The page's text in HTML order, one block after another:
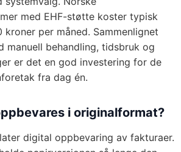
med EHF-støtte koster typisk
kroner per måned. Sammenlignet
manuell behandling, tidsbruk og
er det en god investering for de
fra dag én.
i originalformat?
digital oppbevaring av fakturaer.